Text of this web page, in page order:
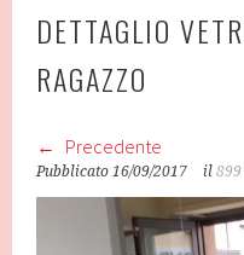
DETTAGLIO
RAGAZZO
Precedente
Pubblicato16/09/2017 il